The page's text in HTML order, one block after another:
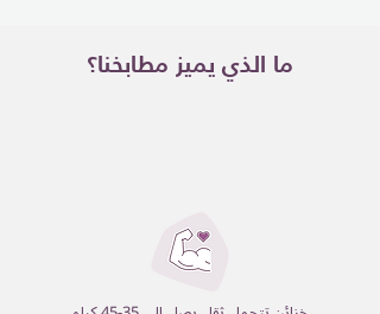
ما الذي يميز مطابخنا؟